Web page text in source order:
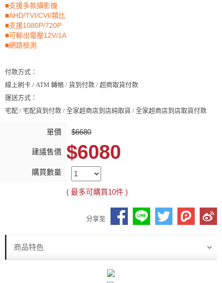
■支援多款攝影機
■AHD/TVI/CVI/類比
■支援1080P/720P
■可輸出電壓12V/1A
■網路檢測
付款方式：
線上刷卡 / ATM 轉帳 / 貨到付款 / 超商取貨付款
運送方式：
宅配 / 宅配貨到付款 / 全家超商店到店純取貨 / 全家超商店到店取貨付款
單價 $6680
建議售價 $6080
購買數量
( 最多可購買10件 )
分享至
商品特色